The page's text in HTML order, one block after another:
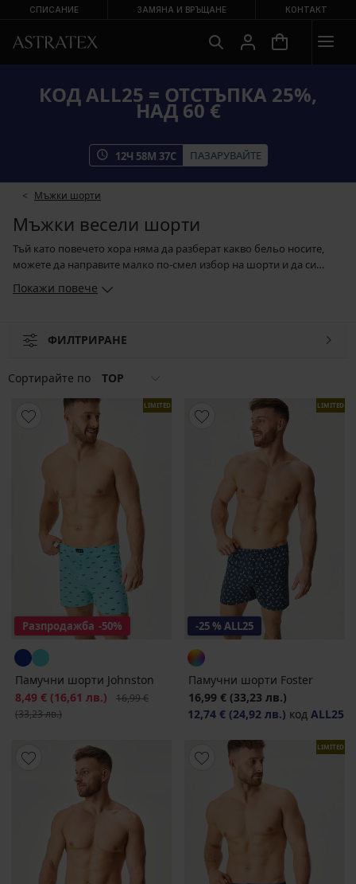
СПИСАНИЕ ЗАМЯНА И ВРЪЩАНЕ КОНТАКТ
КОД ALL25 = ОТСТЪПКА 25%,
НАД 60 €
12Ч 58М 36С ПАЗАРУВАЙТЕ
Мъжки шорти
Мъжки весели шорти
Тъй като повечето хора няма да разберат какво бельо носите,
можете да направите малко по-смел избор на шорти и да си
кораби, на еднорози, или с маскировъчен дизайн, чакат да бъдат
сърчица, гугутки или полски цветя. Брои се и мнението, изразено
Покажи повече
ФИЛТРИРАНЕ
Сортирайте по TOP
LIMITED
Разпродажба -50%
Памучни шорти Johnston
Намаление
8,49 € (16,61 лв.) Първоначална цена
16,99 €
(33,23 лв.)
LIMITED
-25 % ALL25
Памучни шорти Foster
16,99 € (33,23 лв.)
12,74 € (24,92 лв.) код ALL25
LIMITED